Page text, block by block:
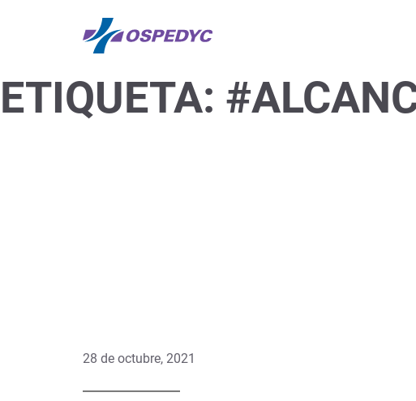
ETIQUETA:
28 de octubre, 2021